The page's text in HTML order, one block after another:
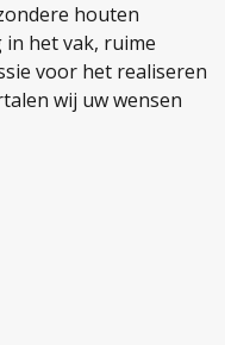
houten
het vak, ruime
voor het realiseren
wij uw wensen